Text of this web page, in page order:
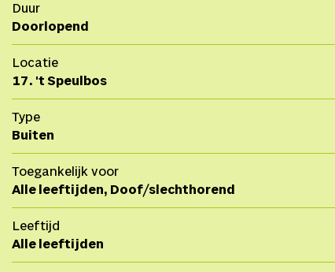
Duur
Doorlopend
Locatie
17. 't Speulbos
Type
Buiten
Toegankelijk voor
Alle leeftijden, Doof/slechthorend
Leeftijd
Alle leeftijden